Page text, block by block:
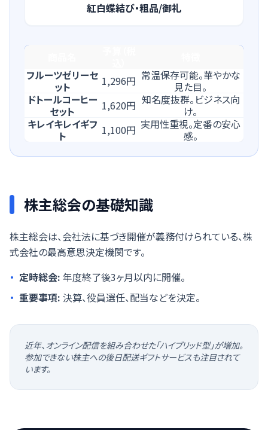
紅白蝶結び・粗品/御礼
フルーツゼリーセ
ット
1,296円 常温保存可能。華やかな
見た目。
ドトールコーヒー
セット
1,620円 知名度抜群。ビジネス向
け。
キレイキレイギフ
ト
1,100円 実用性重視。定番の安心
感。
株主総会の基礎知識
株主総会は、会社法に基づき開催が義務付けられている、株
式会社の最高意思決定機関です。
・ 定時総会: 年度終了後3ヶ月以内に開催。
・ 重要事項: 決算、役員選任、配当などを決定。
近年、オンライン配信を組み合わせた「ハイブリッド型」が増加。
参加できない株主への後日配送ギフトサービスも注目されて
います。